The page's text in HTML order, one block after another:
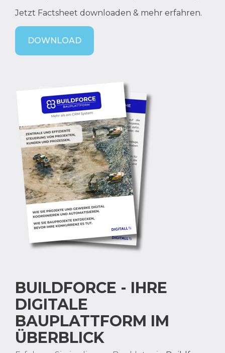
Jetzt Factsheet downloaden & mehr erfahren.
DOWNLOAD
BUILDFORCE - IHRE
DIGITALE
BAUPLATTFORM IM
ÜBERBLICK